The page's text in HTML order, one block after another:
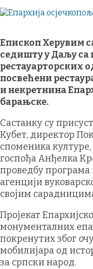
Епископ Херувим
седишту у Даљу
рестауарторских
посвећени
и некретнина
барањске.
Састанку су
Кубет, директор
споменика
госпођа Анђелка
проведбу програма
агенцији
својим
Пројекат
монументалних
покренутих због
мобилијара од
за српски народ.